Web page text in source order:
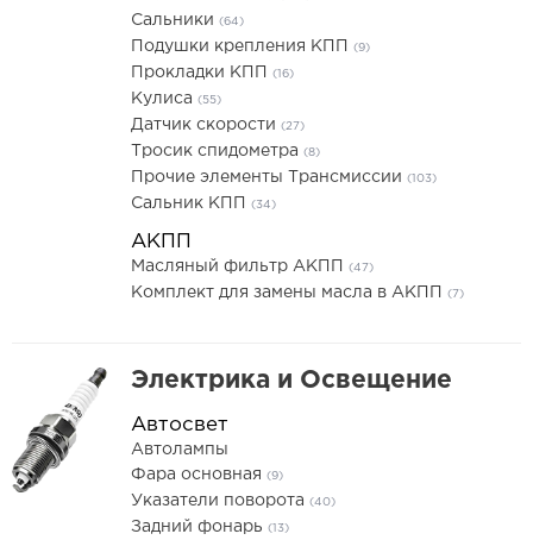
Сальники (64)
Подушки крепления КПП (9)
Прокладки КПП (16)
Кулиса (55)
Датчик скорости (27)
Тросик спидометра (8)
Прочие элементы Трансмиссии (103)
Сальник КПП (34)
АКПП
Масляный фильтр АКПП (47)
Комплект для замены масла в АКПП (7)
Электрика и Освещение
Автосвет
Автолампы
Фара основная (9)
Указатели поворота (40)
Задний фонарь (13)